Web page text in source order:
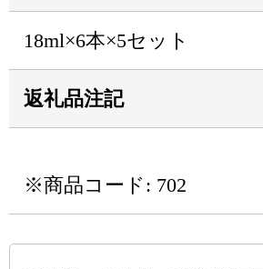
18ml×6本×5セット
返礼品注記
※商品コード: 702